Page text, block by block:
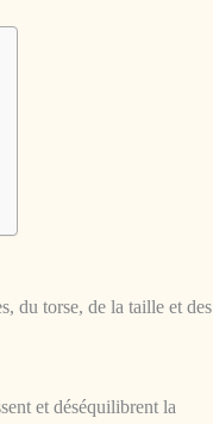
du torse, de la taille et des
et déséquilibrent la